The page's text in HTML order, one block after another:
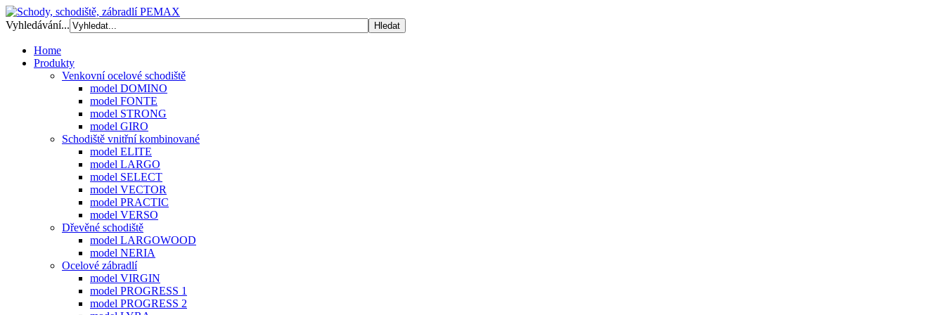
Vyhledávání...
Home
Produkty
Venkovní ocelové schodiště
model DOMINO
model FONTE
model STRONG
model GIRO
Schodiště vnitřní kombinované
model ELITE
model LARGO
model SELECT
model VECTOR
model PRACTIC
model VERSO
Dřevěné schodiště
model LARGOWOOD
model NERIA
Ocelové zábradlí
model VIRGIN
model PROGRESS 1
model PROGRESS 2